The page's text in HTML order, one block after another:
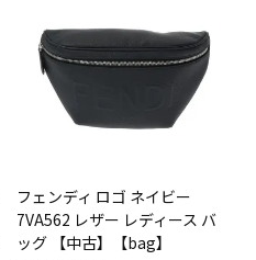
フェンディ ロゴ ネイビー
7VA562 レザー レディース バ
ッグ 【中古】【bag】